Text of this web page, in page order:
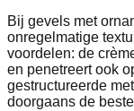
Bij gevels met
onregelmatige
voordelen: de
en penetreert ook
gestructureerde
doorgaans de